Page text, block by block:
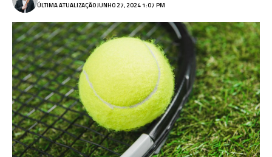
ÚLTIMA ATUALIZAÇÃO JUNHO 27, 2024 1:07 PM